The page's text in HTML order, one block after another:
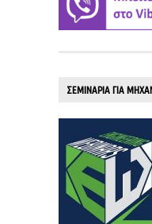
ΣΕΜΙΝΑΡΙΑ ΓΙΑ